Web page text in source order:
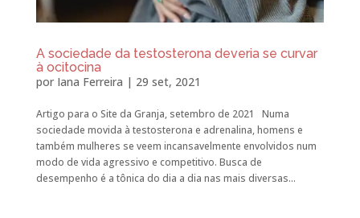
A sociedade da testosterona deveria se curvar
à ocitocina
por Iana Ferreira | 29 set, 2021
Artigo para o Site da Granja, setembro de 2021 Numa
sociedade movida à testosterona e adrenalina, homens e
também mulheres se veem incansavelmente envolvidos num
modo de vida agressivo e competitivo. Busca de
desempenho é a tônica do dia a dia nas mais diversas...